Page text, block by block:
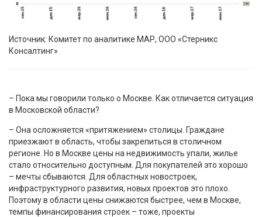
Источник: Комитет по аналитике МАР, ООО «Стерникс
Консалтинг»
– Пока мы говорили только о Москве. Как отличается ситуация
в Московской области?
– Она осложняется «притяжением» столицы. Граждане
приезжают в область, чтобы закрепиться в столичном
регионе. Но в Москве цены на недвижимость упали, жилье
стало относительно доступным. Для покупателей это хорошо
– мечты сбываются. Для областных новостроек,
инфраструктурного развития, новых проектов это плохо.
Поэтому в области цены снижаются быстрее, чем в Москве,
темпы финансирования строек – тоже, проекты